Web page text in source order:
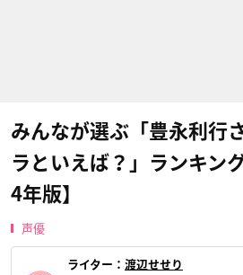
みんなが選ぶ「豊永利行
ラといえば？」ランキン
4年版】
声優
ライター： 渡辺せせり